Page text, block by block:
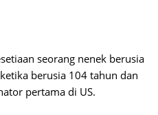
seorang nenek berusia
berusia 104 tahun dan
pertama di US.